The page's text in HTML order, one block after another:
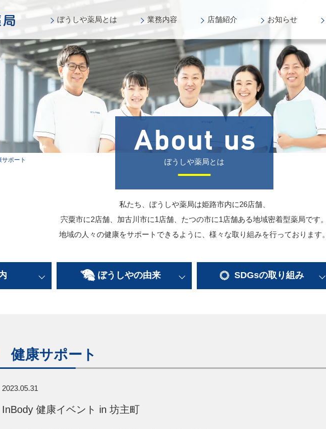
ぼうしや薬局とは 業務内容 店舗紹介 お知らせ
ぼうしや薬局とは
サポート
私たち、ぼうしや薬局は姫路市内に26店舗、
宍粟市に2店舗、加古川市に1店舗、たつの市に1店舗ある地域密着型薬局です。
地域の人々の健康をサポートできるように、 様々な取り組みを行っております。
ぼうしやの由来 SDGsの取り組み
健康サポート
2023.05.31
InBody 健康イベント in 坊主町